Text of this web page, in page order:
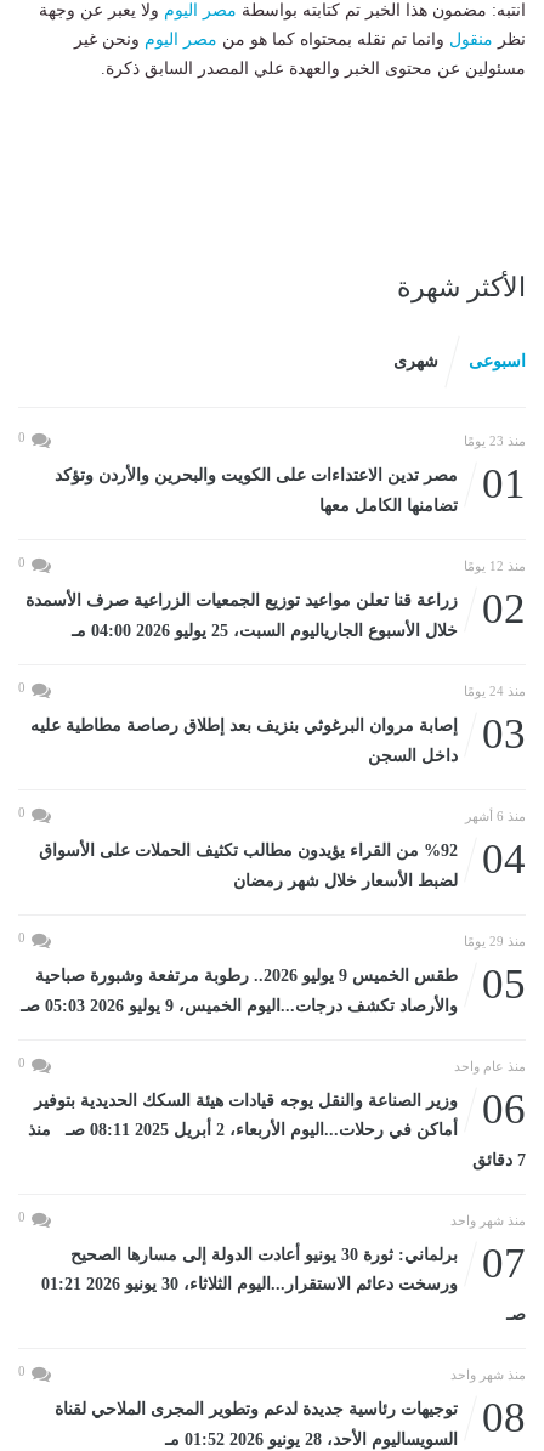
انتبه: مضمون هذا الخبر تم كتابته بواسطة مصر اليوم ولا يعبر عن وجهة
نظر منقول وانما تم نقله بمحتواه كما هو من مصر اليوم ونحن غير
مسئولين عن محتوى الخبر والعهدة علي المصدر السابق ذكرة.
الأكثر شهرة
اسبوعى شهرى
منذ 23 يومًا 0
01
مصر تدين الاعتداءات على الكويت والبحرين والأردن وتؤكد
تضامنها الكامل معها
منذ 12 يومًا 0
02
زراعة قنا تعلن مواعيد توزيع الجمعيات الزراعية صرف الأسمدة
خلال الأسبوع الجارياليوم السبت، 25 يوليو 2026 04:00 مـ
منذ 24 يومًا 0
03
إصابة مروان البرغوثي بنزيف بعد إطلاق رصاصة مطاطية عليه
داخل السجن
منذ 6 أشهر 0
04
%92 من القراء يؤيدون مطالب تكثيف الحملات على الأسواق
لضبط الأسعار خلال شهر رمضان
منذ 29 يومًا 0
05
طقس الخميس 9 يوليو 2026.. رطوبة مرتفعة وشبورة صباحية
والأرصاد تكشف درجات...اليوم الخميس، 9 يوليو 2026 05:03 صـ
منذ عام واحد 0
06
وزير الصناعة والنقل يوجه قيادات هيئة السكك الحديدية بتوفير
أماكن في رحلات...اليوم الأربعاء، 2 أبريل 2025 08:11 صـ منذ
7 دقائق
منذ شهر واحد 0
07
برلماني: ثورة 30 يونيو أعادت الدولة إلى مسارها الصحيح
ورسخت دعائم الاستقرار...اليوم الثلاثاء، 30 يونيو 2026 01:21
صـ
منذ شهر واحد 0
08
توجيهات رئاسية جديدة لدعم وتطوير المجرى الملاحي لقناة
السويساليوم الأحد، 28 يونيو 2026 01:52 مـ